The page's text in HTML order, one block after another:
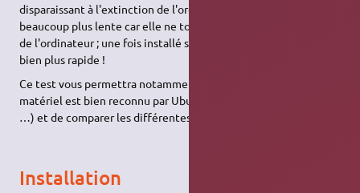
disparaissant à l'extinction de l'ordinateur). Cette session sera
beaucoup plus lente car elle ne tourne que sur la mémoire vive
de l'ordinateur ; une fois installé sur le disque dur, Ubuntu sera
bien plus rapide !
Ce test vous permettra notamment de vérifier que tout votre
matériel est bien reconnu par Ubuntu (vidéo, son, wifi, clavier,
…) et de comparer les différentes variantes d'Ubuntu.
Installation